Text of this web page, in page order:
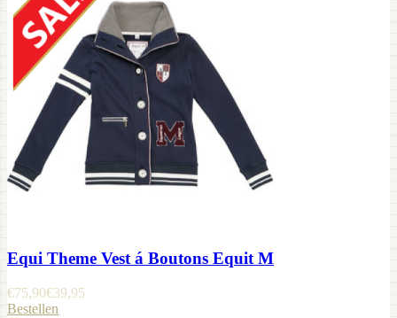
Equi Theme Vest á Boutons Equit M
€75,90€39,95
Bestellen